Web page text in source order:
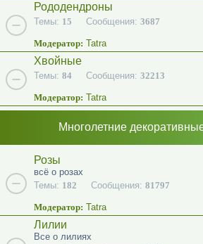
Рододендроны
Темы: 15 Сообщения: 3687
Модератор: Tatra
Хвойные
Темы: 84 Сообщения: 32213
Модератор: Tatra
Многолетние
Розы
всё о розах
Темы: 182 Сообщения: 81797
Модератор: Tatra
Лилии
Все о лилиях